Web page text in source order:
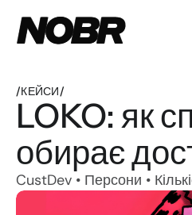
/КЕЙСИ/
LOKO: як
обирає
CustDev • Персони •